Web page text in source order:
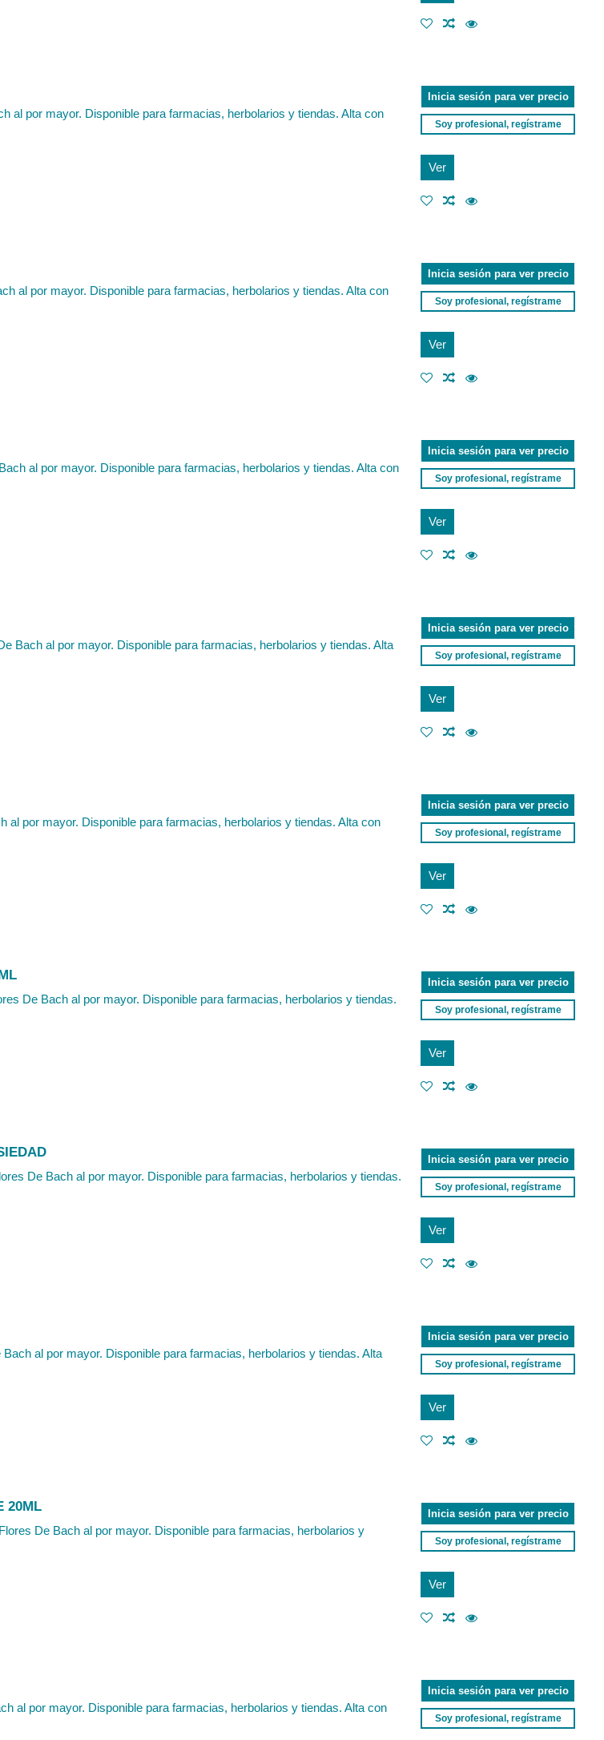
al por mayor. Disponible para farmacias, herbolarios y tiendas. Alta con
Inicia sesión para ver precio
Soy profesional, regístrame
Ver
al por mayor. Disponible para farmacias, herbolarios y tiendas. Alta con
Inicia sesión para ver precio
Soy profesional, regístrame
Ver
al por mayor. Disponible para farmacias, herbolarios y tiendas. Alta con
Inicia sesión para ver precio
Soy profesional, regístrame
Ver
Bach al por mayor. Disponible para farmacias, herbolarios y tiendas. Alta
Inicia sesión para ver precio
Soy profesional, regístrame
Ver
al por mayor. Disponible para farmacias, herbolarios y tiendas. Alta con
Inicia sesión para ver precio
Soy profesional, regístrame
Ver
De Bach al por mayor. Disponible para farmacias, herbolarios y tiendas.
Inicia sesión para ver precio
Soy profesional, regístrame
Ver
De Bach al por mayor. Disponible para farmacias, herbolarios y tiendas.
Inicia sesión para ver precio
Soy profesional, regístrame
Ver
al por mayor. Disponible para farmacias, herbolarios y tiendas. Alta
Inicia sesión para ver precio
Soy profesional, regístrame
Ver
20ML
De Bach al por mayor. Disponible para farmacias, herbolarios y
Inicia sesión para ver precio
Soy profesional, regístrame
Ver
al por mayor. Disponible para farmacias, herbolarios y tiendas. Alta con
Inicia sesión para ver precio
Soy profesional, regístrame